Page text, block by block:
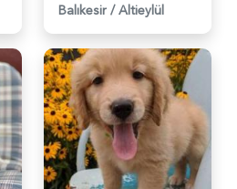
Balıkesir / Altieylül